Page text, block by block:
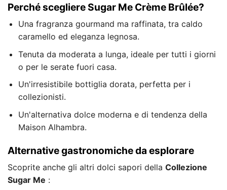
Perché scegliere Sugar Me Crème Brûlée?
Una fragranza gourmand ma raffinata, tra caldo
caramello ed eleganza legnosa.
Tenuta da moderata a lunga, ideale per tutti i giorni
o per le serate fuori casa.
Un'irresistibile bottiglia dorata, perfetta per i
collezionisti.
Un'alternativa dolce moderna e di tendenza della
Maison Alhambra.
Alternative gastronomiche da esplorare
Scoprite anche gli altri dolci sapori della Collezione
Sugar Me :